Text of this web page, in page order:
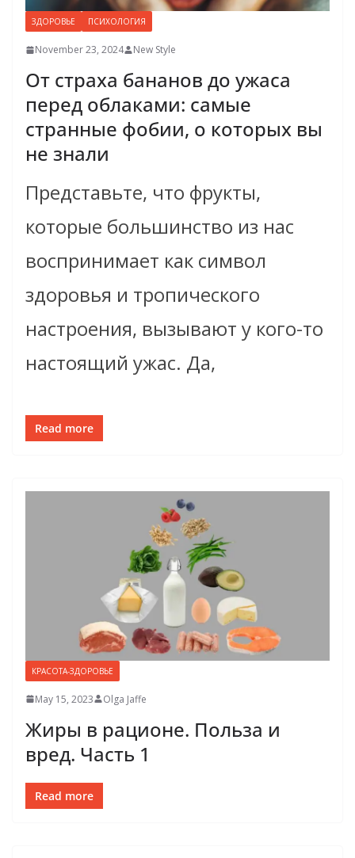
ЗДОРОВЬЕ ПСИХОЛОГИЯ
November 23, 2024 New Style
От страха бананов до ужаса
перед облаками: самые
странные фобии, о которых вы
не знали
Представьте, что фрукты,
которые большинство из нас
воспринимает как символ
здоровья и тропического
настроения, вызывают у кого-то
настоящий ужас. Да,
Read more
КРАСОТА-ЗДОРОВЬЕ
May 15, 2023 Olga Jaffe
Жиры в рационе. Польза и
вред. Часть 1
Read more